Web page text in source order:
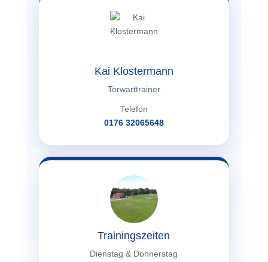
Kai Klostermann
Torwarttrainer
Telefon
0176 32065648
Trainingszeiten
Dienstag & Donnerstag